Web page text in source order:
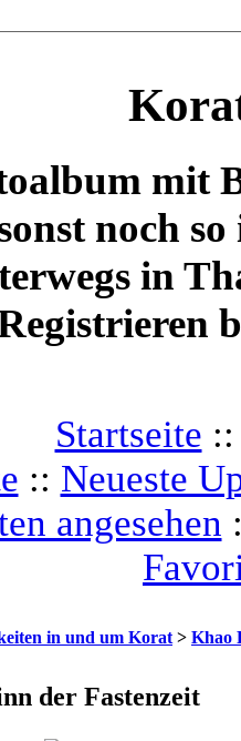
mit
noch
in
Startseite
:: Neueste
angesehen
in und um Korat > Khao
der Fastenzeit